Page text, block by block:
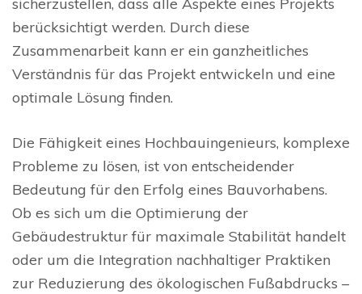
sicherzustellen, dass alle Aspekte eines Projekts
berücksichtigt werden. Durch diese
Zusammenarbeit kann er ein ganzheitliches
Verständnis für das Projekt entwickeln und eine
optimale Lösung finden.
Die Fähigkeit eines Hochbauingenieurs, komplexe
Probleme zu lösen, ist von entscheidender
Bedeutung für den Erfolg eines Bauvorhabens.
Ob es sich um die Optimierung der
Gebäudestruktur für maximale Stabilität handelt
oder um die Integration nachhaltiger Praktiken
zur Reduzierung des ökologischen Fußabdrucks –